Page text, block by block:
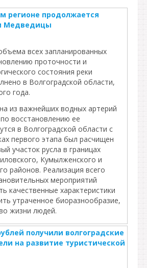
регионе продолжается
Медведицы
всех запланированных
проточности и
состояния реки
в Волгоградской области,
года.
из важнейших водных артерий
восстановлению ее
в Волгоградской области с
первого этапа был расчищен
участок русла в границах
Кумылженского и
районов. Реализация всего
мероприятий
качественные характеристики
утраченное биоразнообразие,
жизни людей.
получили волгоградские
на развитие туристической